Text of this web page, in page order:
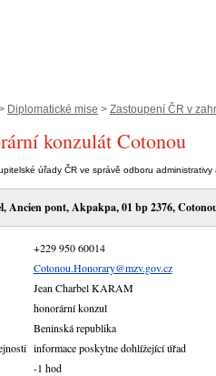
Diplomatické mise > Zastoupení ČR v
konzulát Cotonou
úřady ČR ve správě odboru
Ancien pont, Akpakpa, 01 bp 2376,
+229 950 60014
Cotonou.Honorary@mzv.gov.cz
Jean Charbel KARAM
honorární konzul
Beninská republika
informace poskytne dohlížející úřad
-1 hod